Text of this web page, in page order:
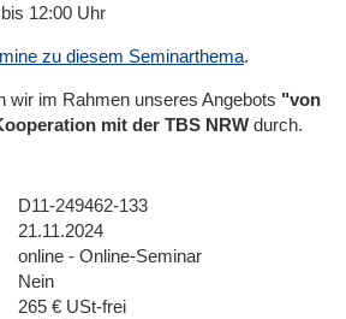
12:00 Uhr
zu diesem Seminarthema.
wir im Rahmen unseres Angebots "von
mit der TBS NRW durch.
D11-249462-133
21.11.2024
online - Online-Seminar
Nein
265 € USt-frei